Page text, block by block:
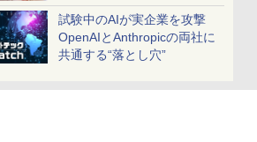
が2027年度戦略を説明
試験中のAIが実企業を攻撃
OpenAIとAnthropicの両社に
共通する“落とし穴”